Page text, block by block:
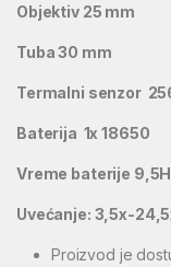
Objektiv 25 mm
Tuba 30 mm
Termalni senzor
Baterija 1x 18650
Vreme baterije 9,5H
Uvećanje: 3,5x-
Proizvod je